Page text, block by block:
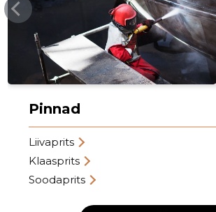
Pinnad
Liivaprits
Klaasprits
Soodaprits